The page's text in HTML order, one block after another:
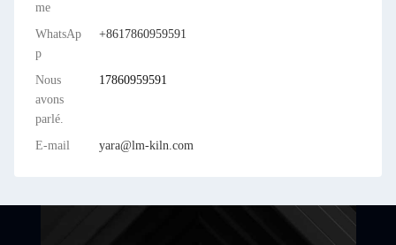
me
WhatsAp
p
+8617860959591
Nous
avons
parlé.
17860959591
E-mail yara@lm-kiln.com